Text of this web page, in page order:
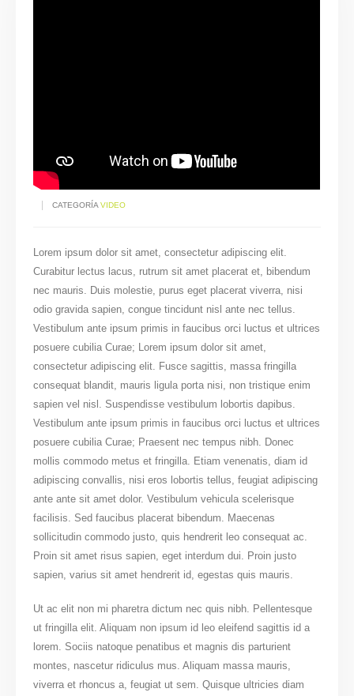
CATEGORÍAVIDEO
Lorem ipsum dolor sit amet, consectetur adipiscing elit.
Curabitur lectus lacus, rutrum sit amet placerat et, bibendum
nec mauris. Duis molestie, purus eget placerat viverra, nisi
odio gravida sapien, congue tincidunt nisl ante nec tellus.
Vestibulum ante ipsum primis in faucibus orci luctus et ultrices
posuere cubilia Curae; Lorem ipsum dolor sit amet,
consectetur adipiscing elit. Fusce sagittis, massa fringilla
consequat blandit, mauris ligula porta nisi, non tristique enim
sapien vel nisl. Suspendisse vestibulum lobortis dapibus.
Vestibulum ante ipsum primis in faucibus orci luctus et ultrices
posuere cubilia Curae; Praesent nec tempus nibh. Donec
mollis commodo metus et fringilla. Etiam venenatis, diam id
adipiscing convallis, nisi eros lobortis tellus, feugiat adipiscing
ante ante sit amet dolor. Vestibulum vehicula scelerisque
facilisis. Sed faucibus placerat bibendum. Maecenas
sollicitudin commodo justo, quis hendrerit leo consequat ac.
Proin sit amet risus sapien, eget interdum dui. Proin justo
sapien, varius sit amet hendrerit id, egestas quis mauris.
Ut ac elit non mi pharetra dictum nec quis nibh. Pellentesque
ut fringilla elit. Aliquam non ipsum id leo eleifend sagittis id a
lorem. Sociis natoque penatibus et magnis dis parturient
montes, nascetur ridiculus mus. Aliquam massa mauris,
viverra et rhoncus a, feugiat ut sem. Quisque ultricies diam